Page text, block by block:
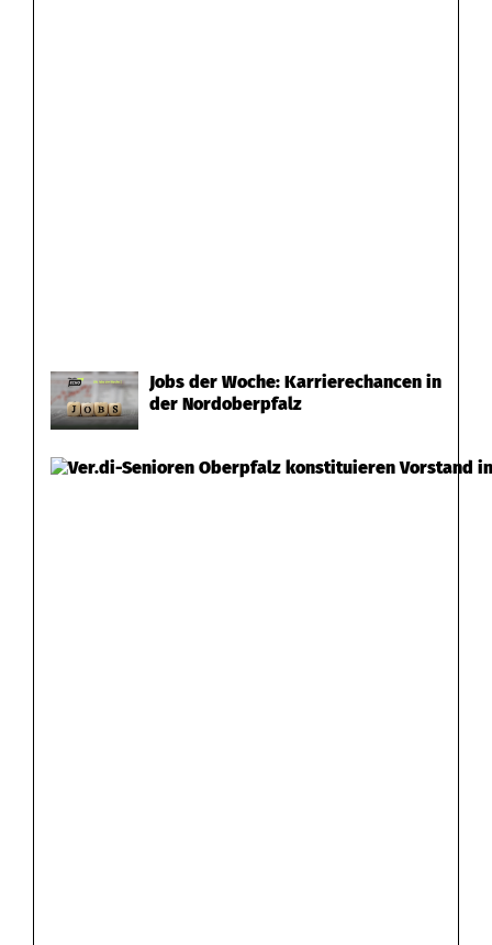
Jobs der Woche: Karrierechancen in
der Nordoberpfalz